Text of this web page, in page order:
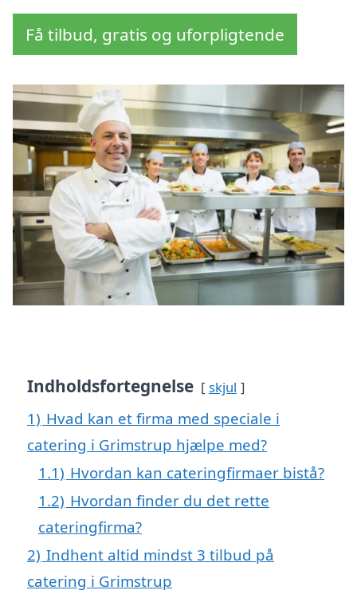
Få tilbud, gratis og uforpligtende
Indholdsfortegnelse skjul
1) Hvad kan et firma med speciale i
catering i Grimstrup hjælpe med?
1.1) Hvordan kan cateringfirmaer bistå?
1.2) Hvordan finder du det rette
cateringfirma?
2) Indhent altid mindst 3 tilbud på
catering i Grimstrup